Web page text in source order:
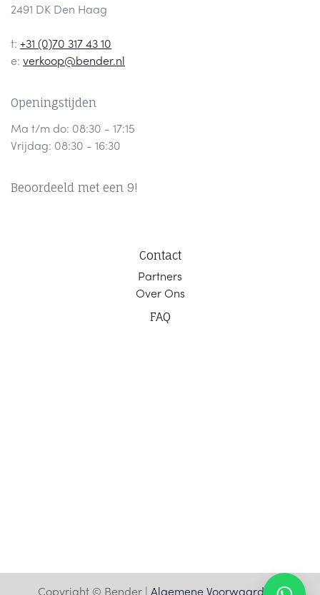
2491 DK Den Haag
t: +31 (0)70 317 43 10
e: verkoop@bender.nl
Openingstijden
Ma t/m do: 08:30 - 17:15
Vrijdag: 08:30 - 16:30
Beoordeeld met een 9!
Contact
Partners
Over Ons
FAQ